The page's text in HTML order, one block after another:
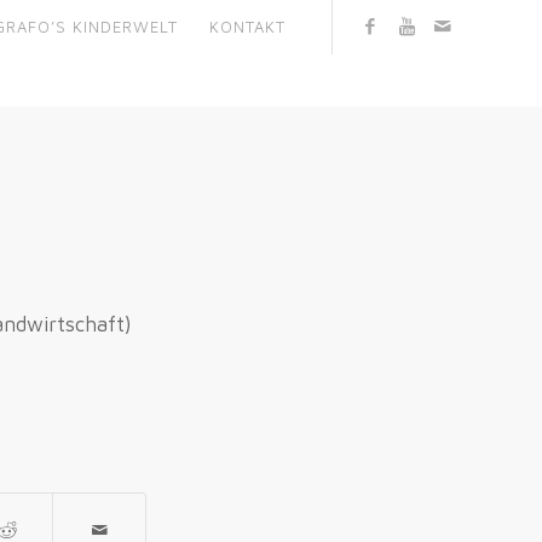
KINDERWELT KONTAKT